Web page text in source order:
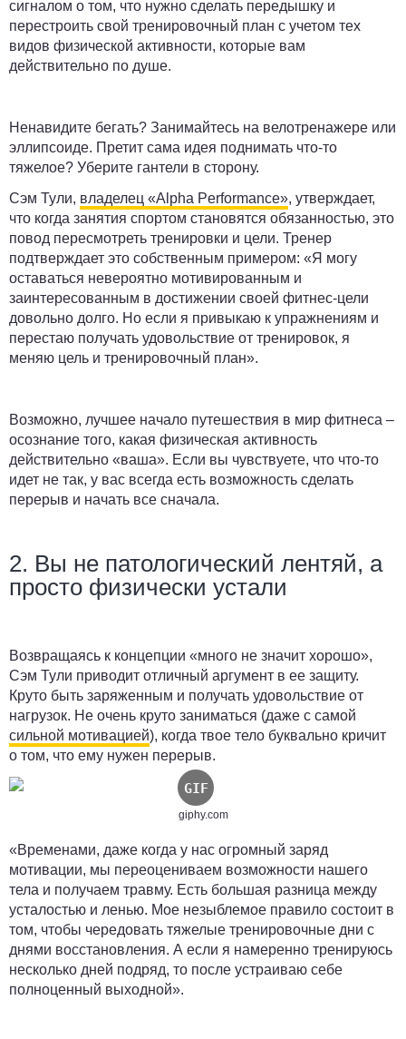
сигналом о том, что нужно сделать передышку и
перестроить свой тренировочный план с учетом тех
видов физической активности, которые вам
действительно по душе.
Ненавидите бегать? Занимайтесь на велотренажере или
эллипсоиде. Претит сама идея поднимать что-то
тяжелое? Уберите гантели в сторону.
Сэм Тули, владелец «Alpha Performance», утверждает,
что когда занятия спортом становятся обязанностью, это
повод пересмотреть тренировки и цели. Тренер
подтверждает это собственным примером: «Я могу
оставаться невероятно мотивированным и
заинтересованным в достижении своей фитнес-цели
довольно долго. Но если я привыкаю к упражнениям и
перестаю получать удовольствие от тренировок, я
меняю цель и тренировочный план».
Возможно, лучшее начало путешествия в мир фитнеса –
осознание того, какая физическая активность
действительно «ваша». Если вы чувствуете, что что-то
идет не так, у вас всегда есть возможность сделать
перерыв и начать все сначала.
2. Вы не патологический лентяй, а
просто физически устали
Возвращаясь к концепции «много не значит хорошо»,
Сэм Тули приводит отличный аргумент в ее защиту.
Круто быть заряженным и получать удовольствие от
нагрузок. Не очень круто заниматься (даже с самой
сильной мотивацией), когда твое тело буквально кричит
о том, что ему нужен перерыв.
giphy.com
«Временами, даже когда у нас огромный заряд
мотивации, мы переоцениваем возможности нашего
тела и получаем травму. Есть большая разница между
усталостью и ленью. Мое незыблемое правило состоит в
том, чтобы чередовать тяжелые тренировочные дни с
днями восстановления. А если я намеренно тренируюсь
несколько дней подряд, то после устраиваю себе
полноценный выходной».